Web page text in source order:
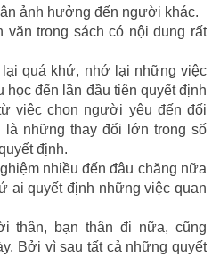
ảnh hưởng đến người khác.
văn trong sách có nội dung rất
quá khứ, nhớ lại những việc
học đến lần đầu tiên quyết định
việc chọn người yêu đến đối
là những thay đổi lớn trong số
định.
nhiều đến đâu chăng nữa
ai quyết định những việc quan
thân, bạn thân đi nữa, cũng
Bởi vì sau tất cả những quyết